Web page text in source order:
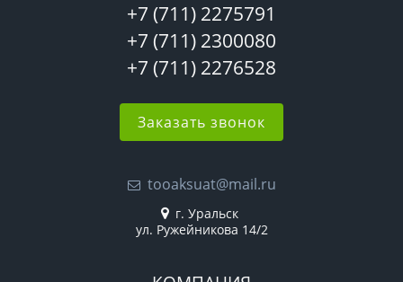
+7 (711) 2275791
+7 (711) 2300080
+7 (711) 2276528
Заказать звонок
tooaksuat@mail.ru
г. Уральск
ул. Ружейникова 14/2